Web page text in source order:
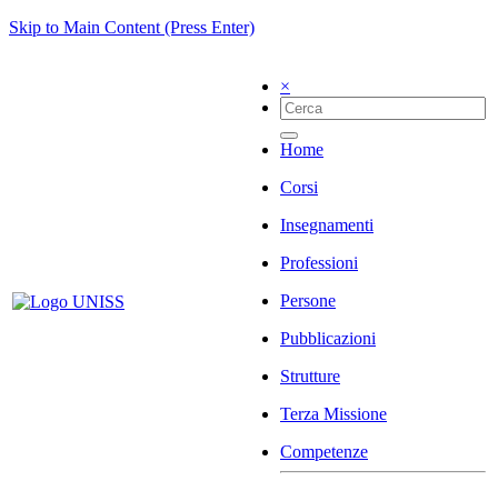
Skip to Main Content (Press Enter)
×
Home
Corsi
Insegnamenti
Professioni
Persone
Pubblicazioni
Strutture
Terza Missione
Competenze